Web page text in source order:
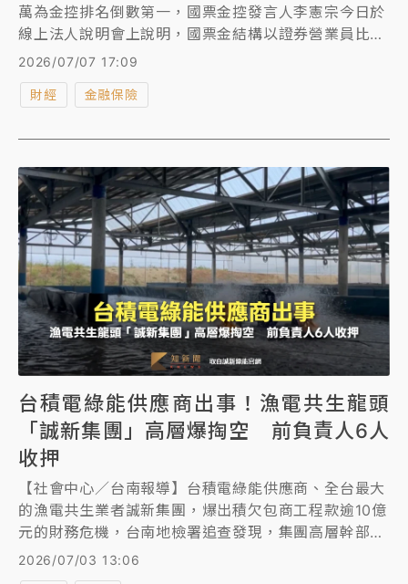
萬為金控排名倒數第一，國票金控發言人李憲宗今日於
線上法人說明會上說明，國票金結構以證券營業員比例
較高，主要以獎金收入為主，因而影響排名偏低，未來
討論同意。
2026/07/07 17:09
財經 金融保險
台積電綠能供應商出事！漁電共生龍頭
「誠新集團」高層爆掏空 前負責人6人
收押
【社會中心／台南報導】台積電綠能供應商、全台最大
的漁電共生業者誠新集團，爆出積欠包商工程款逾10億
元的財務危機，台南地檢署追查發現，集團高層幹部等
人涉非法挪用集團內的公司資金，近日針對集團及往來
廠商發動兩波搜索約談，向法院聲押禁見鄭姓 前負責
2026/07/03 13:06